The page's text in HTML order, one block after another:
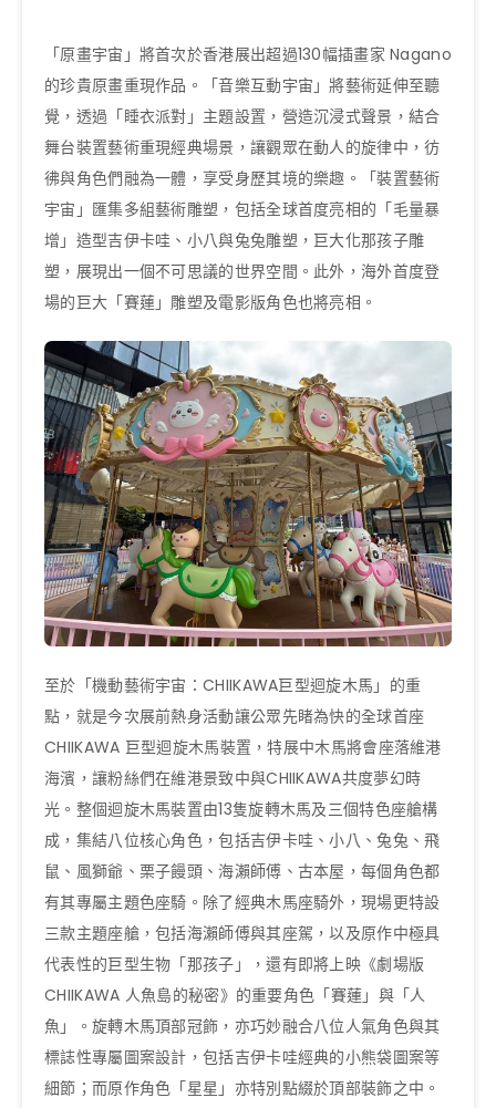
「原畫宇宙」將首次於香港展出超過130幅插畫家 Nagano
的珍貴原畫重現作品。「音樂互動宇宙」將藝術延伸至聽
覺，透過「睡⾐派對」主題設置，營造沉浸式聲景，結合
舞台裝置藝術重現經典場景，讓觀眾在動⼈的旋律中，彷
彿與角色們融為⼀體，享受⾝歷其境的樂趣。「裝置藝術
宇宙」匯集多組藝術雕塑，包括全球首度亮相的「⽑量暴
增」造型吉伊卡哇、⼩⼋與兔兔雕塑，巨⼤化那孩⼦雕
塑，展現出⼀個不可思議的世界空間。此外，海外⾸度登
場的巨⼤「賽蓮」雕塑及電影版角色也將亮相。
至於「機動藝術宇宙：CHIIKAWA巨型迴旋木馬」的重
點，就是今次展前熱身活動讓公眾先睹為快的全球首座
CHIIKAWA 巨型迴旋木馬裝置，特展中木馬將會座落維港
海濱，讓粉絲們在維港景致中與CHIIKAWA共度夢幻時
光。整個迴旋木馬裝置由13隻旋轉木馬及三個特色座艙構
成，集結八位核心角色，包括吉伊卡哇、小八、兔兔、飛
鼠、風獅爺、栗子饅頭、海瀨師傅、古本屋，每個角色都
有其專屬主題色座騎。除了經典木馬座騎外，現場更特設
三款主題座艙，包括海瀨師傅與其座駕，以及原作中極具
代表性的巨型生物「那孩子」，還有即將上映《劇場版
CHIIKAWA 人魚島的秘密》的重要角色「賽蓮」與「人
魚」。旋轉木馬頂部冠飾，亦巧妙融合八位人氣角色與其
標誌性專屬圖案設計，包括吉伊卡哇經典的小熊袋圖案等
細節；而原作角色「星星」亦特別點綴於頂部裝飾之中。